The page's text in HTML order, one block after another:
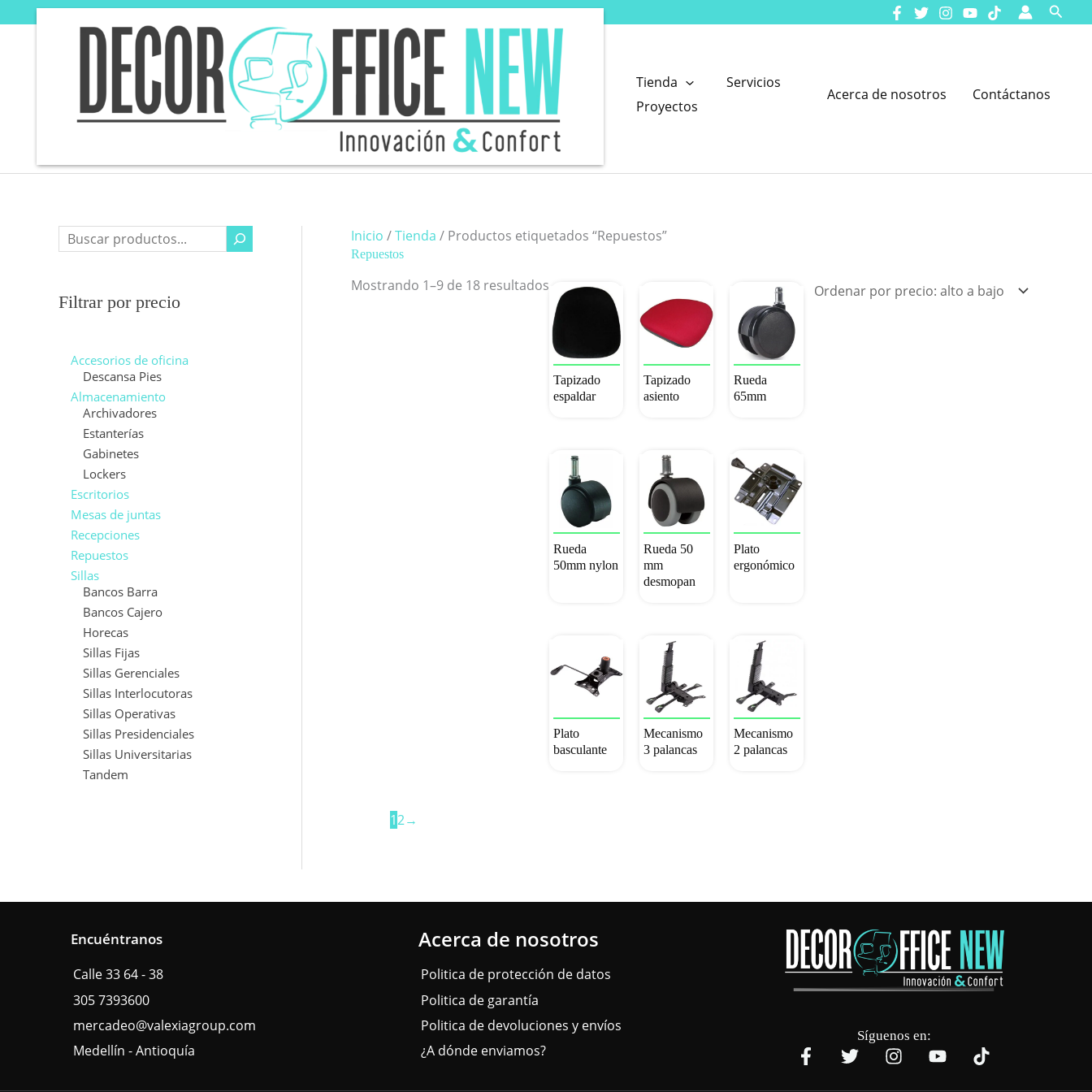
al
Tienda
Servicios
Proyectos
Acerca de nosotros Contáctanos
Filtrar por precio
Accesorios de oficina
Descansa Pies
Almacenamiento
Archivadores
Estanterías
Gabinetes
Lockers
Escritorios
Mesas de juntas
Recepciones
Repuestos
Sillas
Bancos Barra
Bancos Cajero
Horecas
Sillas Fijas
Sillas Gerenciales
Sillas Interlocutoras
Sillas Operativas
Sillas Presidenciales
Sillas Universitarias
Tandem
Inicio /Tienda / Productos etiquetados “Repuestos”
Repuestos
Mostrando 1–9 de 18 resultados Ordenado
por
precio:
alto
a
bajo
Tapizado
espaldar
Tapizado
asiento
Rueda
65mm
Rueda
50mm nylon
Rueda 50
mm
desmopan
Plato
ergonómico
Plato
basculante
Mecanismo
3 palancas
Mecanismo
2 palancas
12→
Encuéntranos
Calle 33 64 - 38
305 7393600
mercadeo@valexiagroup.com
Medellín - Antioquía
Acerca de nosotros
Politica de protección de datos
Politica de garantía
Politica de devoluciones y envíos
¿A dónde enviamos?
Síguenos en: